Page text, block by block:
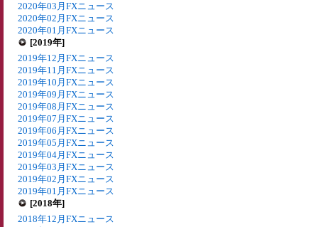
2020年03月FXニュース
2020年02月FXニュース
2020年01月FXニュース
[2019年]
2019年12月FXニュース
2019年11月FXニュース
2019年10月FXニュース
2019年09月FXニュース
2019年08月FXニュース
2019年07月FXニュース
2019年06月FXニュース
2019年05月FXニュース
2019年04月FXニュース
2019年03月FXニュース
2019年02月FXニュース
2019年01月FXニュース
[2018年]
2018年12月FXニュース